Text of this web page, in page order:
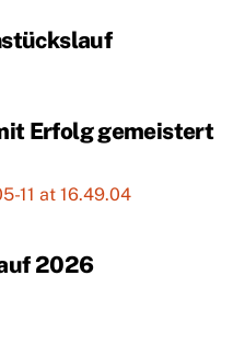
Erfolg gemeistert
2026